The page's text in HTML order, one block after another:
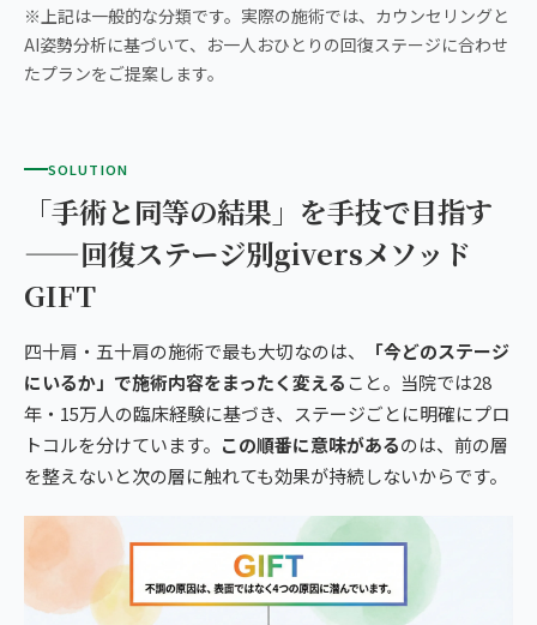
※上記は一般的な分類です。実際の施術では、カウンセリングと
AI姿勢分析に基づいて、お一人おひとりの回復ステージに合わせ
たプランをご提案します。
SOLUTION
「手術と同等の結果」を手技で目指す
——回復ステージ別giversメソッド
GIFT
四十肩・五十肩の施術で最も大切なのは、
「今どのステージ
にいるか」で施術内容をまったく変えること。当院では28
年・15万人の臨床経験に基づき、ステージごとに明確にプロ
トコルを分けています。 この順番に意味があるのは、前の層
を整えないと次の層に触れても効果が持続しないからです。